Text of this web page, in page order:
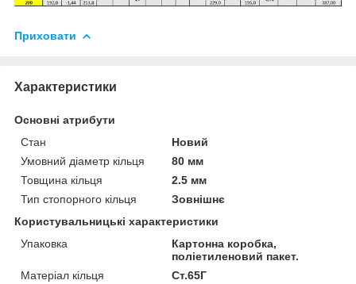
Приховати
Характеристики
Основні атрибути
Стан
Новий
Умовний діаметр кільця
80 мм
Товщина кільця
2.5 мм
Тип стопорного кільця
Зовнішнє
Користувальницькі характеристики
Упаковка
Картонна коробка,
поліетиленовий пакет.
Матеріал кільця
Ст.65Г